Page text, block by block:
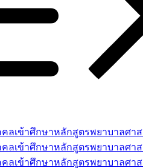
คลเข้าศึกษาหลักสูตรพยาบาลศ
คลเข้าศึกษาหลักสูตรพยาบาล
คลเข้าศึกษาหลักสูตรพยาบาล